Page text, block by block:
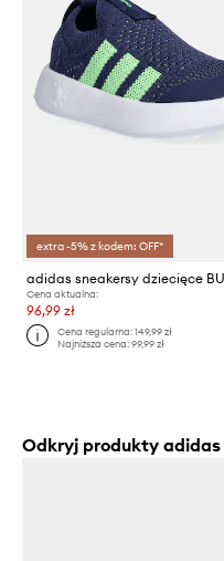
extra -5% z kodem: OFF*
Cena aktualna:
96,99 zł
Cena regularna:149,99 zł
Najniższa cena:99,99 zł
Odkryj produkty adidas